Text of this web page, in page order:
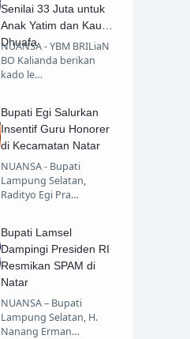
Senilai 33 Juta untuk
Anak Yatim dan Kaum
Dhuafa
NUANSA - YBM BRILiaN
BO Kalianda berikan
kado le…
Bupati Egi Salurkan
Insentif Guru Honorer
di Kecamatan Natar
NUANSA - Bupati
Lampung Selatan,
Radityo Egi Pra…
Bupati Lamsel
Dampingi Presiden RI
Resmikan SPAM di
Natar
NUANSA – Bupati
Lampung Selatan, H.
Nanang Erman…